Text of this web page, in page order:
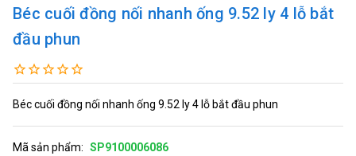
Béc cuối đồng nối nhanh ống 9.52 ly 4 lỗ bắt
đầu phun
Béc cuối đồng nối nhanh ống 9.52 ly 4 lỗ bắt đầu phun
Mã sản phẩm: SP9100006086